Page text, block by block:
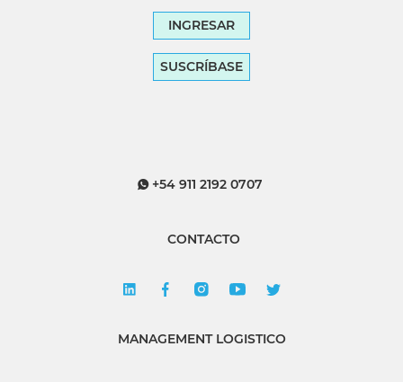
INGRESAR
SUSCRÍBASE
+54 911 2192 0707
CONTACTO
MANAGEMENT LOGISTICO